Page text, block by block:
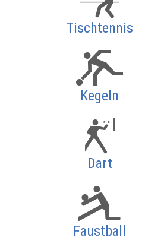
Tischtennis
Kegeln
Dart
Faustball